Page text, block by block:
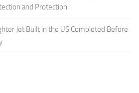
and Protection
Jet Built in the US Completed Before